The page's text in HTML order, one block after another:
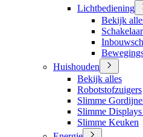
Lichtbediening
Bekijk
Huishouden
Bekijk alles
Robotstofzuigers
Slimme
Slimme
Slimme Keuken